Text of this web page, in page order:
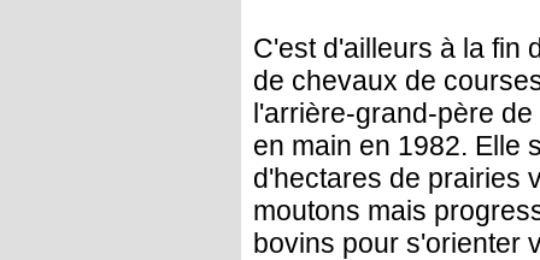
C'est d'ailleurs à la fin
de chevaux de
l'arrière-grand-père
en main en 1982. Elle
d'hectares de prairies
moutons mais
bovins pour s'orienter